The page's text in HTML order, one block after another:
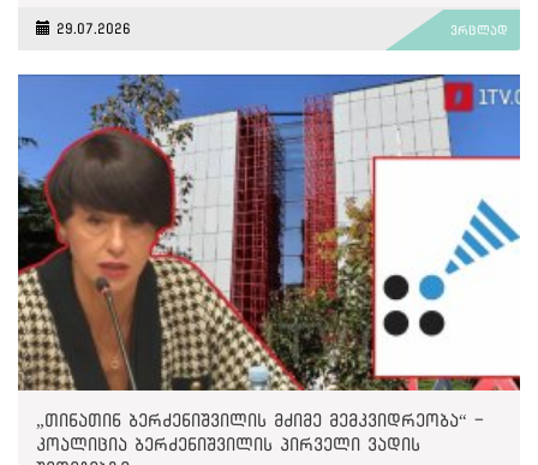
29.07.2026 ვრცლად
„თინათინ ბერძენიშვილის მძიმე მემკვიდრეობა“ -
კოალიცია ბერძენიშვილის პირველი ვადის